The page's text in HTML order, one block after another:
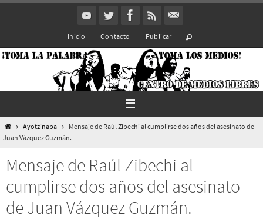
Inicio Contacto Publicar
InicioAyotzinapa
Mensaje de Raúl Zibechi al cumplirse dos años del asesinato de
Juan Vázquez Guzmán.
Mensaje de Raúl Zibechi al
cumplirse dos años del asesinato
de Juan Vázquez Guzmán.